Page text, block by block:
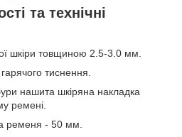
та технічні
шкіри товщиною 2.5-3.0 мм.
тиснення.
нашита шкіряна накладка
ремені.
ременя - 50 мм.